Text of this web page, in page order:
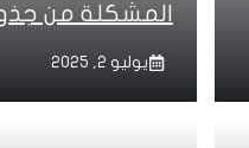
المشكلة من
يوليو 2, 2025